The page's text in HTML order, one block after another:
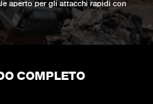
aperto per gli attacchi rapidi con
COMPLETO